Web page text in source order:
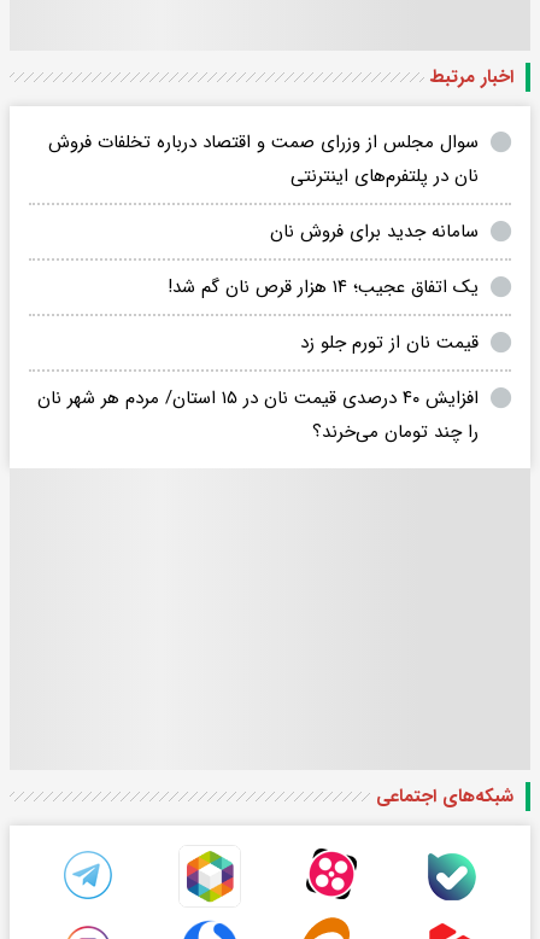
اخبار مرتبط
سوال مجلس از وزرای صمت و اقتصاد درباره تخلفات فروش
نان در پلتفرم‌های اینترنتی
سامانه جدید برای فروش نان
یک اتفاق عجیب؛ ۱۴ هزار قرص نان گم شد!
قیمت نان از تورم جلو زد
افزایش ۴۰ درصدی قیمت نان در ۱۵ استان/ مردم هر شهر نان
را چند تومان می‌خرند؟
شبکه‌های اجتماعی